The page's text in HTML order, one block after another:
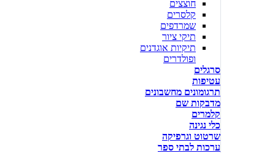
חוצצים
קלסרים
שמרדפים
תיקי ציור
תיקיות אוגדנים
ופולדרים
סרגלים
עטיפות
תרגומונים מחשבונים
מדבקות שם
קלמרים
כלי נגינה
שרטוט וגרפיקה
ערכות לבתי ספר